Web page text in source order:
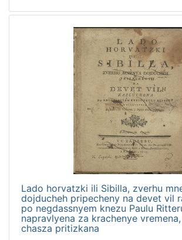
Lado horvatzki ili Sibilla, zverhu
dojducheh pripecheny na devet vil
po negdassnyem knezu Paulu
napravlyena za krachenye
chasza pritizkana